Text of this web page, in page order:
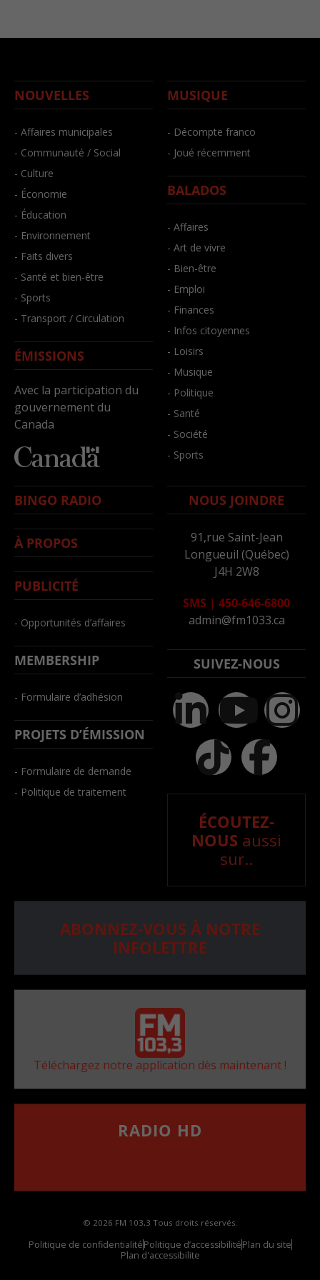
NOUVELLES
- Affaires municipales
- Communauté / Social
- Culture
- Économie
- Éducation
- Environnement
- Faits divers
- Santé et bien-être
- Sports
- Transport / Circulation
ÉMISSIONS
Avec la participation du
gouvernement du
Canada
MUSIQUE
- Décompte franco
- Joué récemment
BALADOS
- Affaires
- Art de vivre
- Bien-être
- Emploi
- Finances
- Infos citoyennes
- Loisirs
- Musique
- Politique
- Santé
- Société
- Sports
BINGO RADIO
À PROPOS
PUBLICITÉ
- Opportunités d’affaires
MEMBERSHIP
- Formulaire d’adhésion
PROJETS D’ÉMISSION
- Formulaire de demande
- Politique de traitement
NOUS JOINDRE
91,rue Saint-Jean
Longueuil (Québec)
J4H 2W8
SMS | 450-646-6800
admin@fm1033.ca
SUIVEZ-NOUS
ÉCOUTEZ-
NOUS aussi
sur..
ABONNEZ-VOUS À NOTRE
INFOLETTRE
Téléchargez notre application dès maintenant !
RADIO HD
© 2026 FM 103,3 Tous droits réservés.
Politique de confidentialitéPolitique d’accessibilitéPlan du site
Plan d'accessibilite